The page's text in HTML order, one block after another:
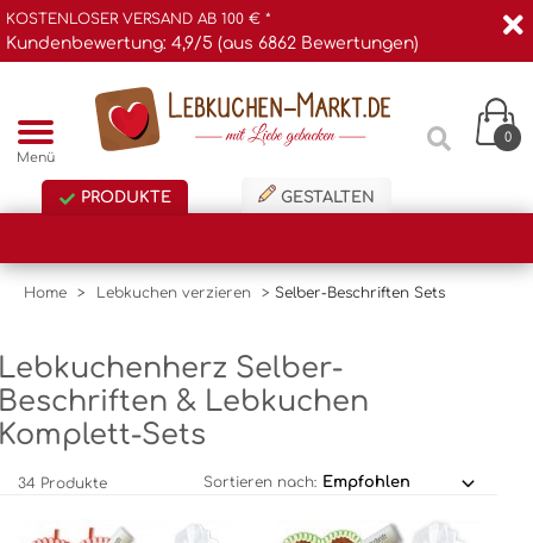
KOSTENLOSER VERSAND AB 100 € *
Kundenbewertung: 4,9/5 (aus 6862 Bewertungen)
Menü
0
PRODUKTE GESTALTEN
Home > Lebkuchen verzieren > Selber-Beschriften Sets
Selber-
& Lebkuchen
Sets
34 Produkte Sortieren nach: